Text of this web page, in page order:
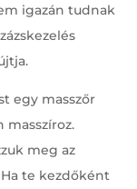
igazán tudnak
egy masszőr
meg az
te kezdőként